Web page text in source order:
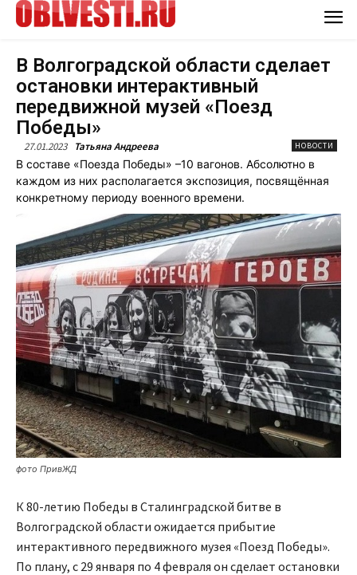
В Волгоградской области сделает
остановки интерактивный
передвижной музей «Поезд
Победы»
27.01.2023 Татьяна Андреева НОВОСТИ
В составе «Поезда Победы» –10 вагонов. Абсолютно в
каждом из них располагается экспозиция, посвящённая
конкретному периоду военного времени.
фото ПривЖД
К 80-летию Победы в Сталинградской битве в
Волгоградской области ожидается прибытие
интерактивного передвижного музея «Поезд Победы».
По плану, с 29 января по 4 февраля он сделает остановки